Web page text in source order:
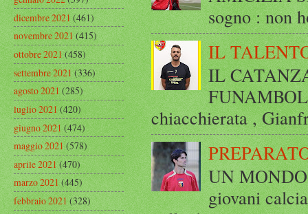
sogno : non
IL
IL
chiacchierata ,
UN
giovani
dicembre 2021(461)
novembre 2021(415)
ottobre 2021(458)
settembre 2021(336)
agosto 2021(285)
luglio 2021(420)
giugno 2021(474)
maggio 2021(578)
aprile 2021(470)
marzo 2021(445)
febbraio 2021(328)